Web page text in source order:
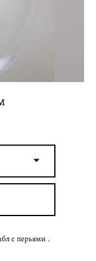
с перьями .